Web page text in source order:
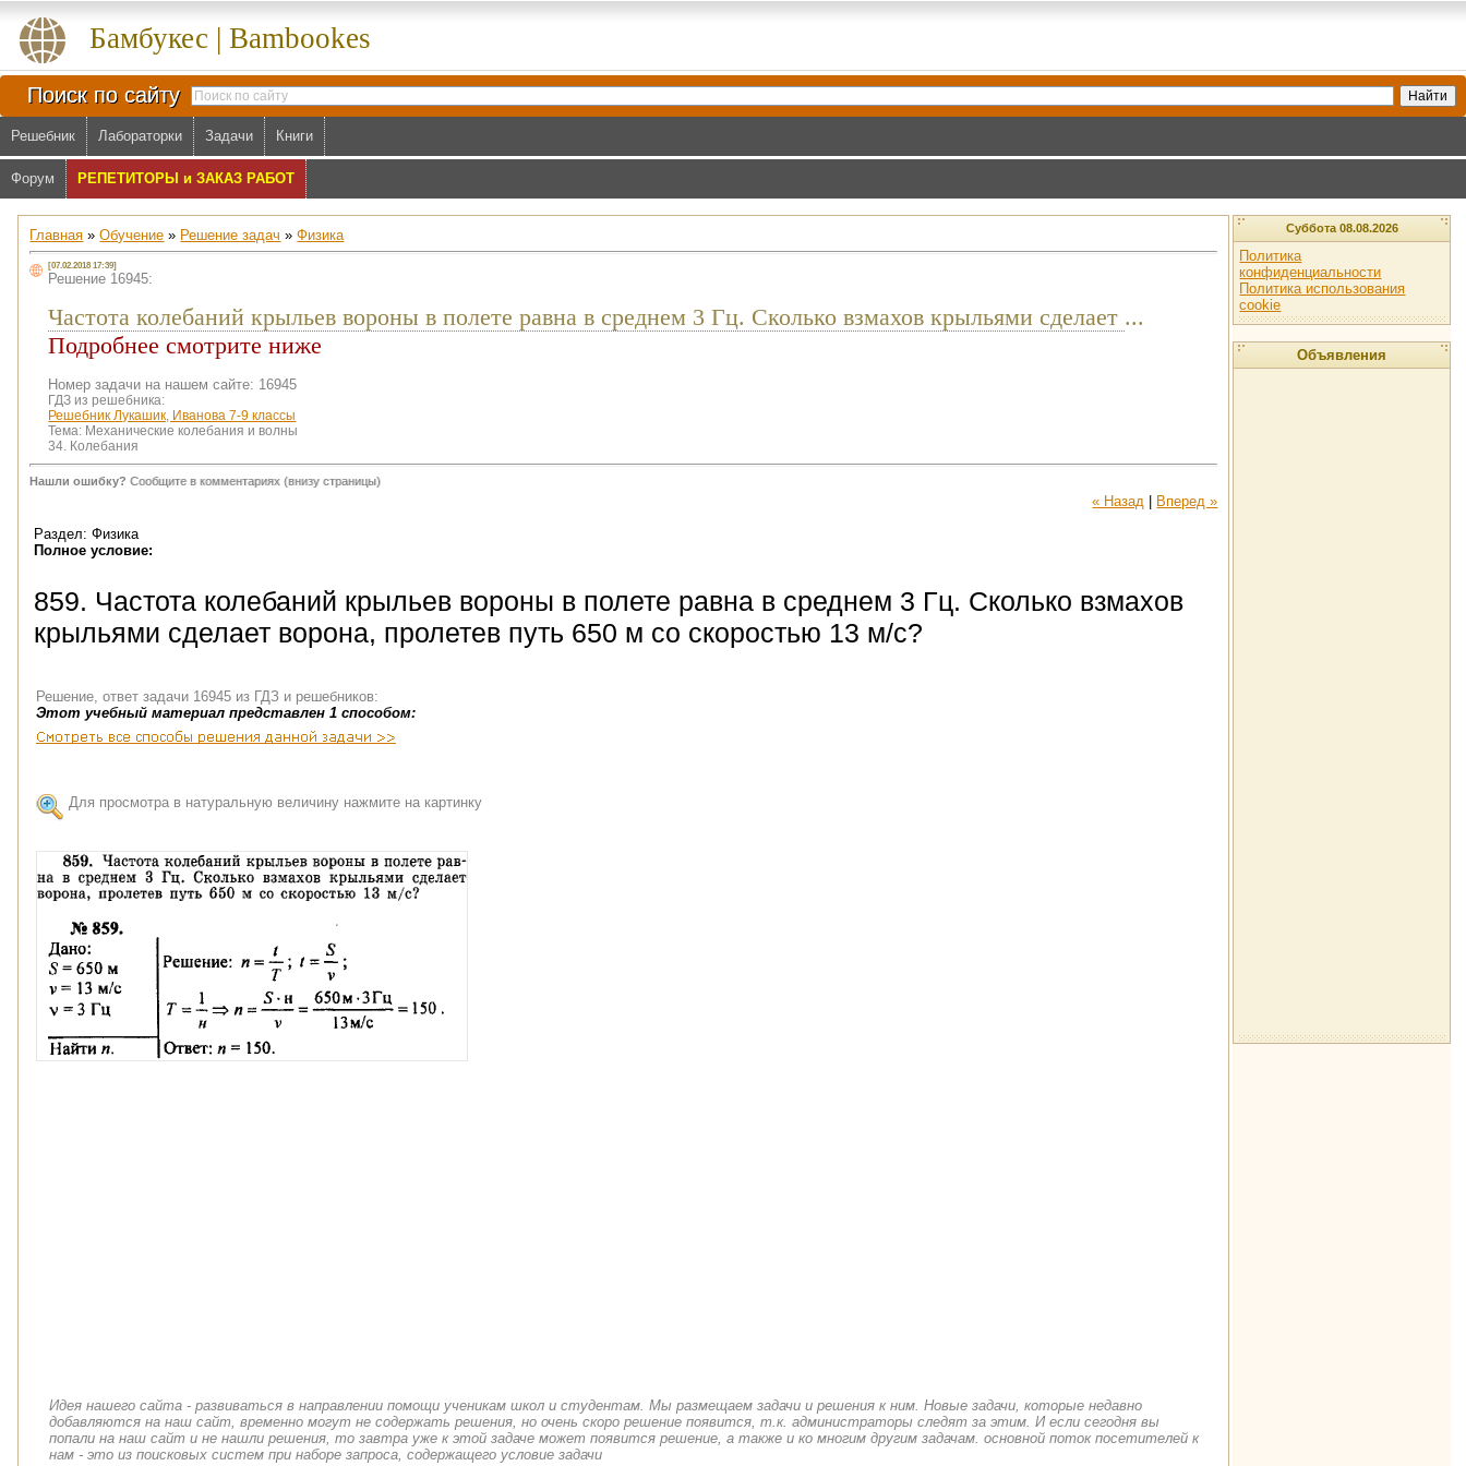
Бамбукес | Bambookes
Поиск по сайту
Решебник Лабораторки Задачи Книги
Форум РЕПЕТИТОРЫ и ЗАКАЗ РАБОТ
Главная »Обучение » Решение задач »Физика
[07.02.2018 17:39]
Решение 16945:
Частота колебаний крыльев вороны в полете равна в среднем 3 Гц. Сколько взмахов крыльями сделает ...
Подробнее смотрите ниже
Номер задачи на нашем сайте: 16945
ГДЗ из решебника:
Решебник Лукашик, Иванова 7-9 классы
Тема: Механические колебания и волны
34. Колебания
Нашли ошибку? Сообщите в комментариях (внизу страницы)
« Назад
Вперед »
Раздел: Физика
Полное условие:
859. Частота колебаний крыльев вороны в полете равна в среднем 3 Гц. Сколько взмахов
крыльями сделает ворона, пролетев путь 650 м со скоростью 13 м/с?
Решение, ответ задачи 16945 из ГДЗ и решебников:
Этот учебный материал представлен 1 способом:
Для просмотра в натуральную величину нажмите на картинку
Идея нашего сайта - развиваться в направлении помощи ученикам школ и студентам. Мы размещаем задачи и решения к ним. Новые задачи, которые недавно
добавляются на наш сайт, временно могут не содержать решения, но очень скоро решение появится, т.к. администраторы следят за этим. И если сегодня вы
попали на наш сайт и не нашли решения, то завтра уже к этой задаче может появится решение, а также и ко многим другим задачам. основной поток посетителей к
нам - это из поисковых систем при наборе запроса, содержащего условие задачи
Суббота 08.08.2026
Политика
конфиденциальности
Политика использования
cookie
Объявления